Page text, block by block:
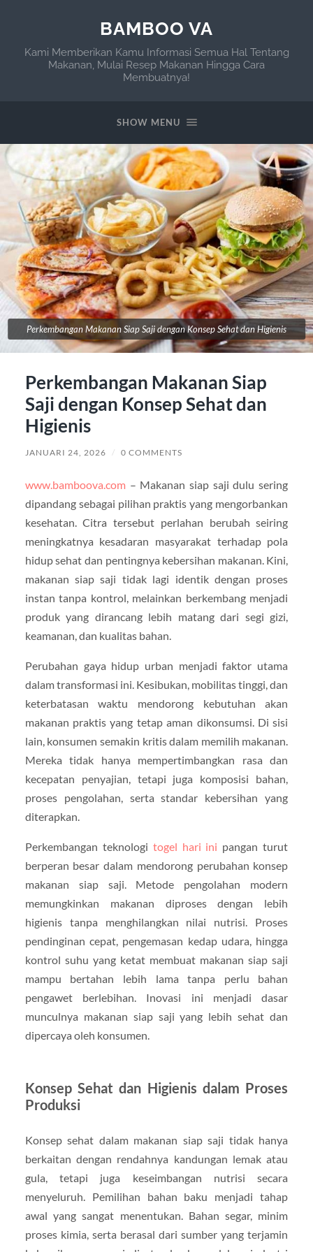
BAMBOO VA
Kami Memberikan Kamu Informasi Semua Hal Tentang
Makanan, Mulai Resep Makanan Hingga Cara
Membuatnya!
SHOW MENU
Perkembangan Makanan Siap Saji dengan Konsep Sehat dan Higienis
Perkembangan Makanan Siap
Saji dengan Konsep Sehat dan
Higienis
JANUARI 24, 2026 / 0 COMMENTS
www.bamboova.com – Makanan siap saji dulu sering
dipandang sebagai pilihan praktis yang mengorbankan
kesehatan. Citra tersebut perlahan berubah seiring
meningkatnya kesadaran masyarakat terhadap pola
hidup sehat dan pentingnya kebersihan makanan. Kini,
makanan siap saji tidak lagi identik dengan proses
instan tanpa kontrol, melainkan berkembang menjadi
produk yang dirancang lebih matang dari segi gizi,
keamanan, dan kualitas bahan.
Perubahan gaya hidup urban menjadi faktor utama
dalam transformasi ini. Kesibukan, mobilitas tinggi, dan
keterbatasan waktu mendorong kebutuhan akan
makanan praktis yang tetap aman dikonsumsi. Di sisi
lain, konsumen semakin kritis dalam memilih makanan.
Mereka tidak hanya mempertimbangkan rasa dan
kecepatan penyajian, tetapi juga komposisi bahan,
proses pengolahan, serta standar kebersihan yang
diterapkan.
Perkembangan teknologi togel hari ini pangan turut
berperan besar dalam mendorong perubahan konsep
makanan siap saji. Metode pengolahan modern
memungkinkan makanan diproses dengan lebih
higienis tanpa menghilangkan nilai nutrisi. Proses
pendinginan cepat, pengemasan kedap udara, hingga
kontrol suhu yang ketat membuat makanan siap saji
mampu bertahan lebih lama tanpa perlu bahan
pengawet berlebihan. Inovasi ini menjadi dasar
munculnya makanan siap saji yang lebih sehat dan
dipercaya oleh konsumen.
Konsep Sehat dan Higienis dalam Proses
Produksi
Konsep sehat dalam makanan siap saji tidak hanya
berkaitan dengan rendahnya kandungan lemak atau
gula, tetapi juga keseimbangan nutrisi secara
menyeluruh. Pemilihan bahan baku menjadi tahap
awal yang sangat menentukan. Bahan segar, minim
proses kimia, serta berasal dari sumber yang terjamin